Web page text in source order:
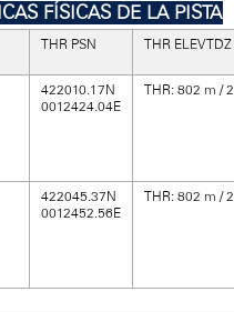
FÍSICAS DE LA PISTA
THR PSN THR ELEV
422010.17N
0012424.04E
THR: 802 m /
422045.37N
0012452.56E
THR: 802 m /